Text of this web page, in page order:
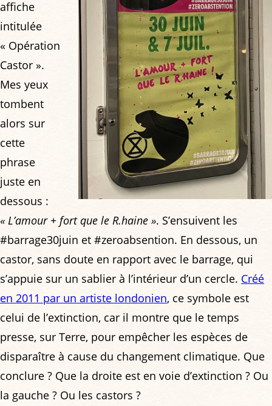
affiche
intitulée
« Opération
Castor ».
Mes yeux
tombent
alors sur
cette
phrase
juste en
dessous :
« L’amour + fort que le R.haine ». S’ensuivent les
#barrage30juin et #zeroabsention. En dessous, un
castor, sans doute en rapport avec le barrage, qui
s’appuie sur un sablier à l’intérieur d’un cercle. Créé
en 2011 par un artiste londonien, ce symbole est
celui de l’extinction, car il montre que le temps
presse, sur Terre, pour empêcher les espèces de
disparaître à cause du changement climatique. Que
conclure ? Que la droite est en voie d’extinction ? Ou
la gauche ? Ou les castors ?